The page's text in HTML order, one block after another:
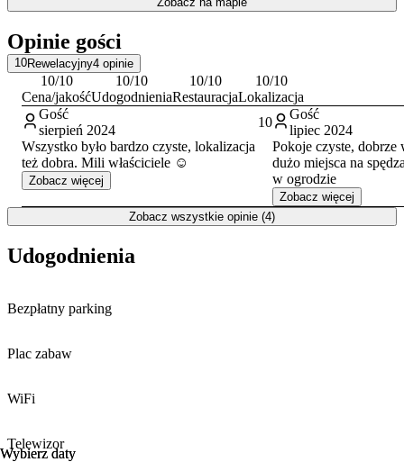
Opinie gości
10Rewelacyjny4 opinie
10/10
Cena/jakość
10/10
Udogodnienia
10/10
Restauracja
10/10
Lokalizacja
Gość
sierpień 2024
10
Wszystko było bardzo czyste, lokalizacja
też dobra. Mili właściciele ☺️
Zobacz więcej
Gość
lipiec 2024
Pokoje czyste, dobrze
dużo miejsca na
w ogrodzie
Zobacz więcej
Zobacz wszystkie opinie (4)
Wybierz daty
Wybierz daty
Udogodnienia
Bezpłatny parking
Plac zabaw
WiFi
Telewizor